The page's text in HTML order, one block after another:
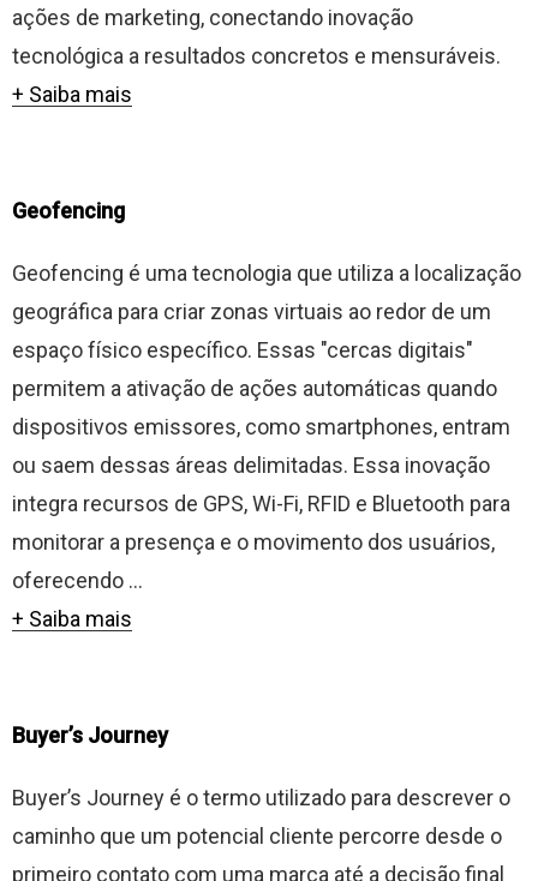
ações de marketing, conectando inovação
tecnológica a resultados concretos e mensuráveis.
+ Saiba mais
Geofencing
Geofencing é uma tecnologia que utiliza a localização
geográfica para criar zonas virtuais ao redor de um
espaço físico específico. Essas "cercas digitais"
permitem a ativação de ações automáticas quando
dispositivos emissores, como smartphones, entram
ou saem dessas áreas delimitadas. Essa inovação
integra recursos de GPS, Wi-Fi, RFID e Bluetooth para
monitorar a presença e o movimento dos usuários,
oferecendo ...
+ Saiba mais
Buyer’s Journey
Buyer’s Journey é o termo utilizado para descrever o
caminho que um potencial cliente percorre desde o
primeiro contato com uma marca até a decisão final